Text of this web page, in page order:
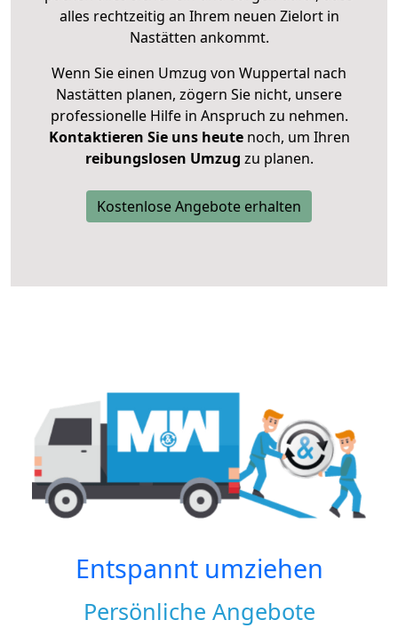
alles rechtzeitig an Ihrem neuen Zielort in
Nastätten ankommt.
Wenn Sie einen Umzug von Wuppertal nach
Nastätten planen, zögern Sie nicht, unsere
professionelle Hilfe in Anspruch zu nehmen.
Kontaktieren Sie uns heutenoch, um Ihren
reibungslosen Umzug zu planen.
Kostenlose Angebote erhalten
Entspannt umziehen
Persönliche Angebote